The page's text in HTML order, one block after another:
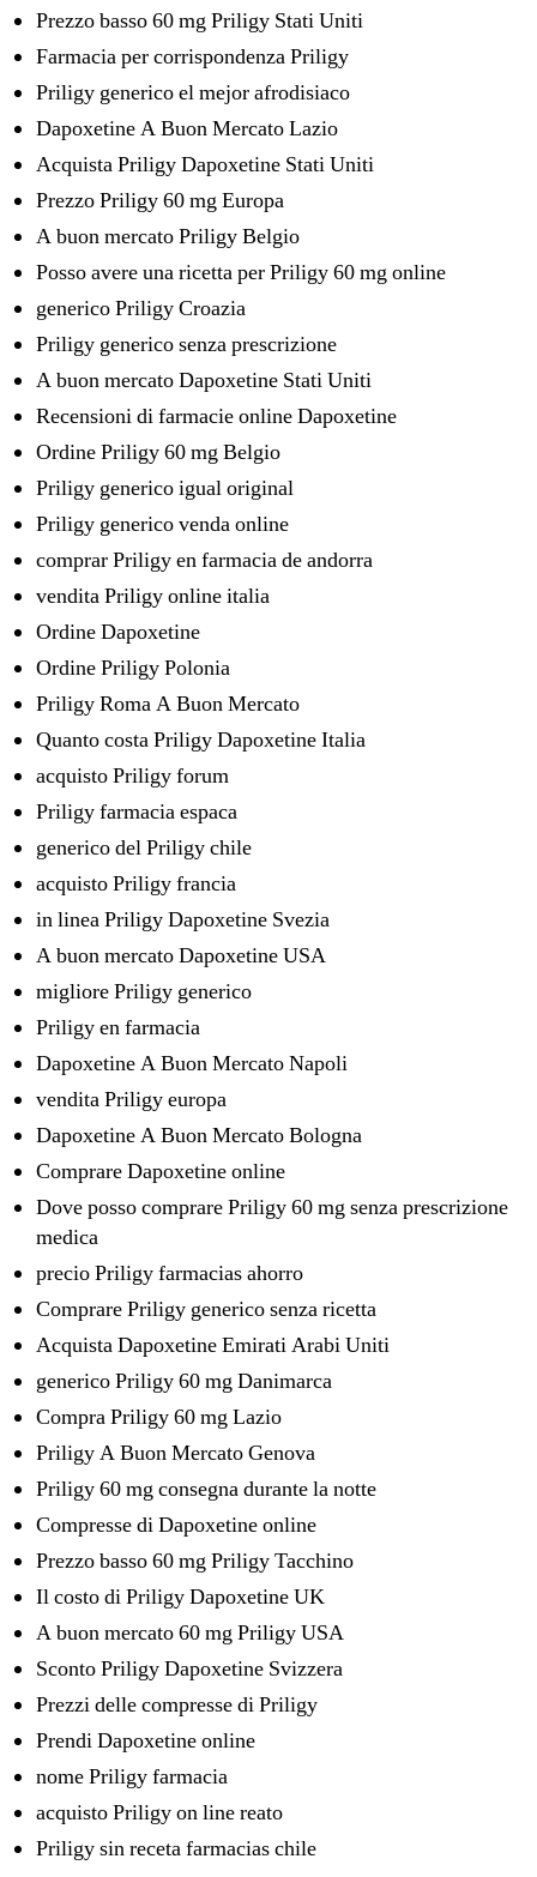
Prezzo basso 60 mg Priligy Stati Uniti
Farmacia per corrispondenza Priligy
Priligy generico el mejor afrodisiaco
Dapoxetine A Buon Mercato Lazio
Acquista Priligy Dapoxetine Stati Uniti
Prezzo Priligy 60 mg Europa
A buon mercato Priligy Belgio
Posso avere una ricetta per Priligy 60 mg online
generico Priligy Croazia
Priligy generico senza prescrizione
A buon mercato Dapoxetine Stati Uniti
Recensioni di farmacie online Dapoxetine
Ordine Priligy 60 mg Belgio
Priligy generico igual original
Priligy generico venda online
comprar Priligy en farmacia de andorra
vendita Priligy online italia
Ordine Dapoxetine
Ordine Priligy Polonia
Priligy Roma A Buon Mercato
Quanto costa Priligy Dapoxetine Italia
acquisto Priligy forum
Priligy farmacia espaсa
generico del Priligy chile
acquisto Priligy francia
in linea Priligy Dapoxetine Svezia
A buon mercato Dapoxetine USA
migliore Priligy generico
Priligy en farmacia
Dapoxetine A Buon Mercato Napoli
vendita Priligy europa
Dapoxetine A Buon Mercato Bologna
Comprare Dapoxetine online
Dove posso comprare Priligy 60 mg senza prescrizione
medica
precio Priligy farmacias ahorro
Comprare Priligy generico senza ricetta
Acquista Dapoxetine Emirati Arabi Uniti
generico Priligy 60 mg Danimarca
Compra Priligy 60 mg Lazio
Priligy A Buon Mercato Genova
Priligy 60 mg consegna durante la notte
Compresse di Dapoxetine online
Prezzo basso 60 mg Priligy Tacchino
Il costo di Priligy Dapoxetine UK
A buon mercato 60 mg Priligy USA
Sconto Priligy Dapoxetine Svizzera
Prezzi delle compresse di Priligy
Prendi Dapoxetine online
nome Priligy farmacia
acquisto Priligy on line reato
Priligy sin receta farmacias chile